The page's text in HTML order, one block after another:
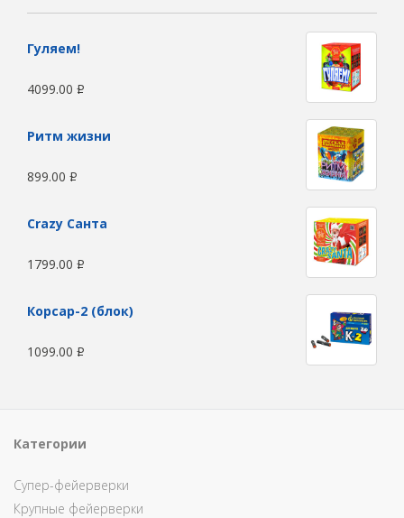
Гуляем!
4099.00 Р
Ритм жизни
899.00 Р
Сrazy Санта
1799.00 Р
Корсар-2 (блок)
1099.00 Р
Категории
Супер-фейерверки
Крупные фейерверки